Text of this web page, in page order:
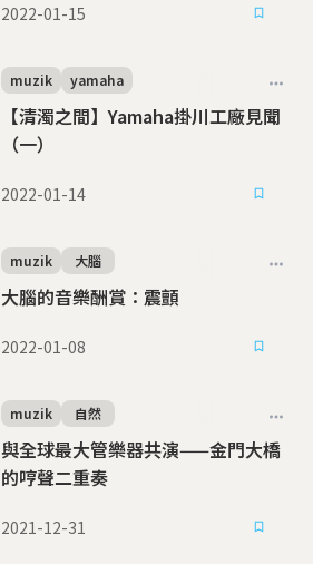
2022-01-15
【清濁之間】Yamaha掛川工廠見聞
（一）
muzik yamaha
2022-01-14
大腦的音樂酬賞：震顫
muzik 大腦
2022-01-08
與全球最大管樂器共演——金門大橋
的哼聲二重奏
muzik 自然
2021-12-31